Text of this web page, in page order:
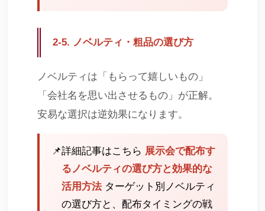
2-5. ノベルティ・粗品の選び方
ノベルティは「もらって嬉しいもの」
「会社名を思い出させるもの」が正解。
安易な選択は逆効果になります。
📌詳細記事はこちら 展示会で配布す
るノベルティの選び方と効果的な
活用方法 ターゲット別ノベルティ
の選び方と、配布タイミングの戦